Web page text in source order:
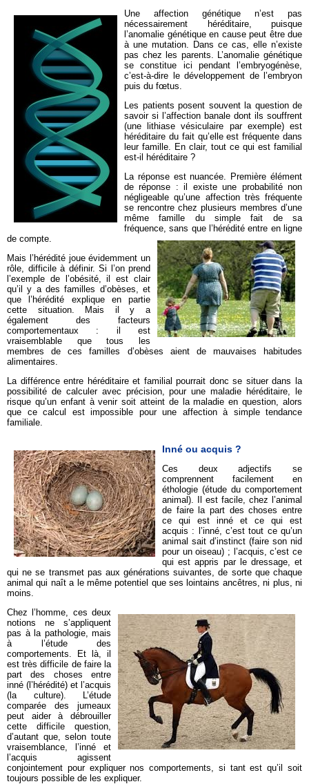
Une affection génétique n’est pas
nécessairement héréditaire, puisque
l’anomalie génétique en cause peut être due
à une mutation. Dans ce cas, elle n’existe
pas chez les parents. L’anomalie génétique
se constitue ici pendant l’embryogénèse,
c’est-à-dire le développement de l’embryon
puis du fœtus.
Les patients posent souvent la question de
savoir si l’affection banale dont ils souffrent
(une lithiase vésiculaire par exemple) est
héréditaire du fait qu’elle est fréquente dans
leur famille. En clair, tout ce qui est familial
est-il héréditaire ?
La réponse est nuancée. Première élément
de réponse : il existe une probabilité non
négligeable qu’une affection très fréquente
se rencontre chez plusieurs membres d’une
même famille du simple fait de sa
fréquence, sans que l’hérédité entre en ligne
de compte.
Mais l’hérédité joue évidemment un
rôle, difficile à définir. Si l’on prend
l’exemple de l’obésité, il est clair
qu’il y a des familles d’obèses, et
que l’hérédité explique en partie
cette situation. Mais il y a
également des facteurs
comportementaux : il est
vraisemblable que tous les
membres de ces familles d’obèses aient de mauvaises habitudes
alimentaires.
La différence entre héréditaire et familial pourrait donc se situer dans la
possibilité de calculer avec précision, pour une maladie héréditaire, le
risque qu’un enfant à venir soit atteint de la maladie en question, alors
que ce calcul est impossible pour une affection à simple tendance
familiale.
Inné ou acquis ?
Ces deux adjectifs se
comprennent facilement en
éthologie (étude du comportement
animal). Il est facile, chez l’animal
de faire la part des choses entre
ce qui est inné et ce qui est
acquis : l’inné, c’est tout ce qu’un
animal sait d’instinct (faire son nid
pour un oiseau) ; l’acquis, c’est ce
qui est appris par le dressage, et
qui ne se transmet pas aux générations suivantes, de sorte que chaque
animal qui naît a le même potentiel que ses lointains ancêtres, ni plus, ni
moins.
Chez l’homme, ces deux
notions ne s’appliquent
pas à la pathologie, mais
à l’étude des
comportements. Et là, il
est très difficile de faire la
part des choses entre
inné (l’hérédité) et l’acquis
(la culture). L’étude
comparée des jumeaux
peut aider à débrouiller
cette difficile question,
d’autant que, selon toute
vraisemblance, l’inné et
l’acquis agissent
conjointement pour expliquer nos comportements, si tant est qu’il soit
toujours possible de les expliquer.